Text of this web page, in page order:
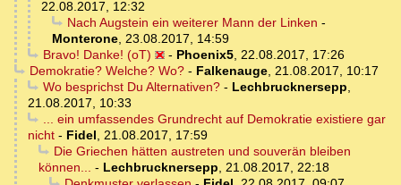
22.08.2017, 12:32
Nach Augstein ein weiterer Mann der Linken -
Monterone, 23.08.2017, 14:59
Bravo! Danke! (oT)
- Phoenix5, 22.08.2017, 17:26
Demokratie? Welche? Wo?- Falkenauge, 21.08.2017, 10:17
Wo besprichst Du Alternativen?- Lechbrucknersepp,
21.08.2017, 10:33
... ein umfassendes Grundrecht auf Demokratie existiere gar
nicht - Fidel, 21.08.2017, 17:59
Die Griechen hätten austreten und souverän bleiben
können... - Lechbrucknersepp, 21.08.2017, 22:18